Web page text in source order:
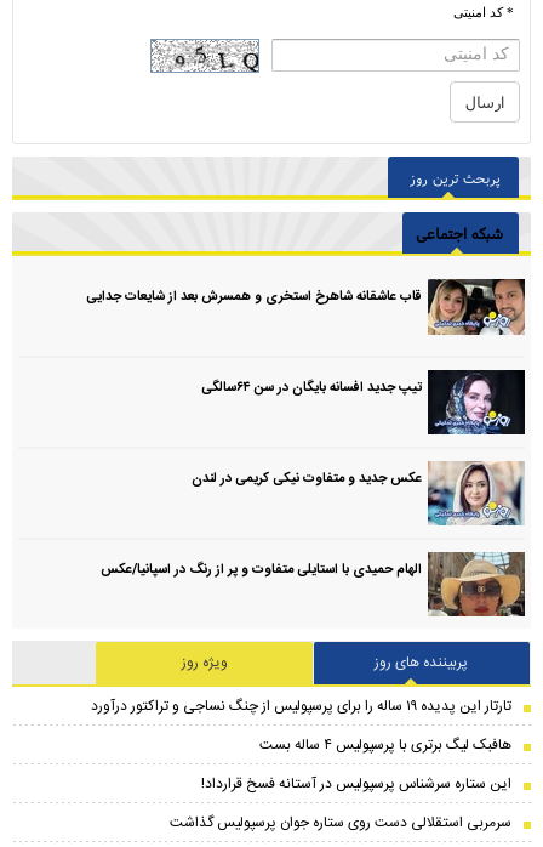
* کد امنیتی
پربحث ترین روز
شبکه اجتماعی
قاب عاشقانه شاهرخ استخری و همسرش بعد از شایعات جدایی
تیپ جدید افسانه بایگان در سن ۶۴سالگی
عکس جدید و متفاوت نیکی کریمی در لندن
الهام حمیدی با استایلی متفاوت و پر از رنگ در اسپانیا/عکس
پربیننده های روز
ویژه روز
تارتار این پدیده ۱۹ ساله را برای پرسپولیس از چنگ نساجی و تراکتور درآورد
هافبک لیگ برتری با پرسپولیس ۴ ساله بست
این ستاره سرشناس پرسپولیس در آستانه فسخ قرارداد!
سرمربی استقلالی دست روی ستاره جوان پرسپولیس گذاشت